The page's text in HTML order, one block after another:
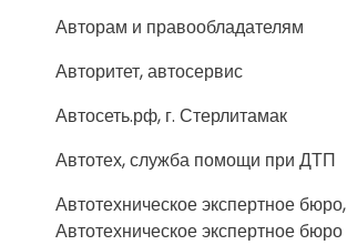
Авторам и правообладателям
Авторитет, автосервис
Автосеть.рф, г. Стерлитамак
Автотех, служба помощи при ДТП
Автотехническое экспертное бюро,
Автотехническое экспертное бюро